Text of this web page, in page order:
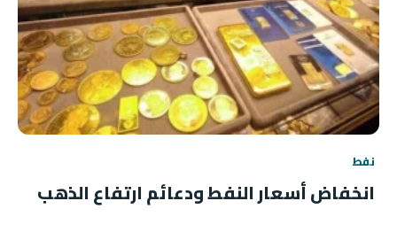
نفط
انخفاض أسعار النفط ودعائم ارتفاع الذهب